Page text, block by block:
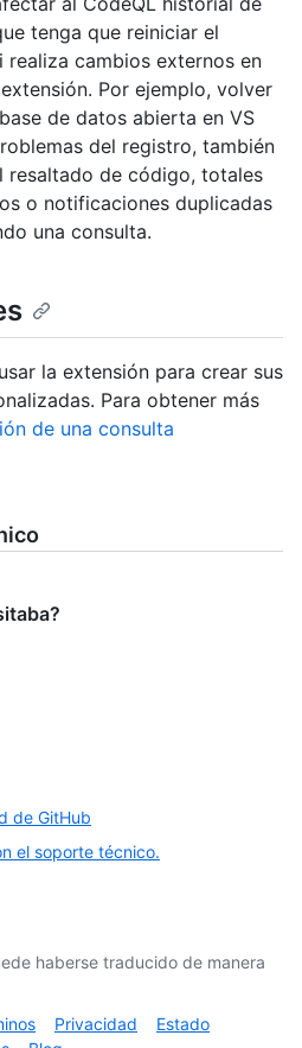
tenga que reiniciar el
realiza cambios externos en
Por ejemplo, volver
de datos abierta en VS
del registro, también
resaltado de código, totales
o notificaciones duplicadas
una consulta.
la extensión para crear sus
Para obtener más
de una consulta
de GitHub
el soporte técnico.
haberse traducido de manera
Privacidad
Estado